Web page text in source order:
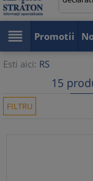
 Promotii
Esti aici: RS
15
FILTRU